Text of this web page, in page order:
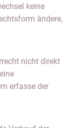
keine
ändere,
nicht direkt
erfasse der